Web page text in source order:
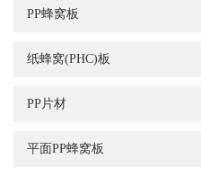
PP蜂窝板
纸蜂窝(PHC)板
PP片材
平面PP蜂窝板